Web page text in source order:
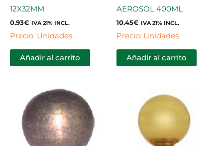
12X32MM
0.93€ IVA 21% INCL.
Precio: Unidades
Añadir al carrito
AEROSOL 400ML
10.45€ IVA 21% INCL.
Precio: Unidades
Añadir al carrito